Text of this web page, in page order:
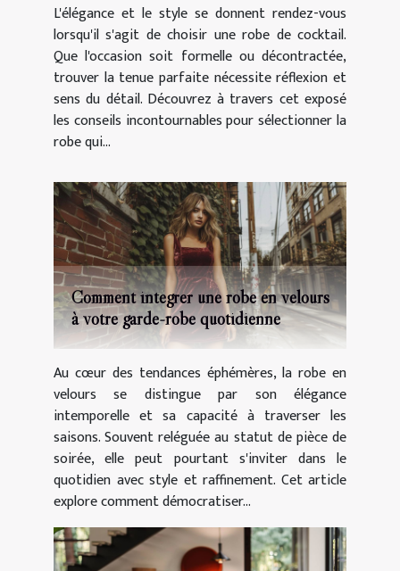
L'élégance et le style se donnent rendez-vous
lorsqu'il s'agit de choisir une robe de cocktail.
Que l'occasion soit formelle ou décontractée,
trouver la tenue parfaite nécessite réflexion et
sens du détail. Découvrez à travers cet exposé
les conseils incontournables pour sélectionner la
robe qui...
Comment intégrer une robe en velours
à votre garde-robe quotidienne
Au cœur des tendances éphémères, la robe en
velours se distingue par son élégance
intemporelle et sa capacité à traverser les
saisons. Souvent reléguée au statut de pièce de
soirée, elle peut pourtant s'inviter dans le
quotidien avec style et raffinement. Cet article
explore comment démocratiser...